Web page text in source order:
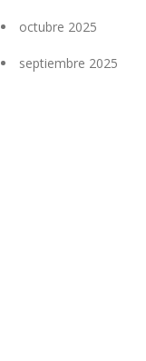
octubre 2025
septiembre 2025